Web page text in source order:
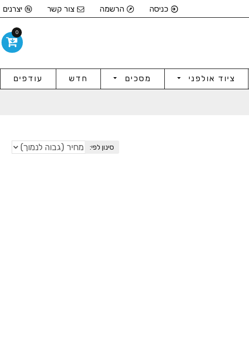
כניסה הרשמה צור קשר יצרנים
ציוד אולפני מסכים חדש עודפים
סינון לפי:
0